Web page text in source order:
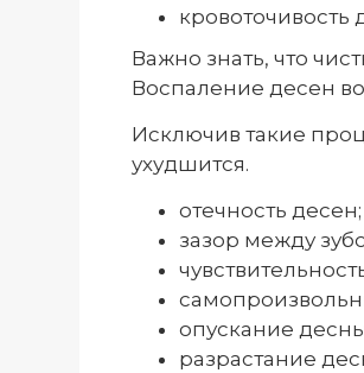
кровоточивость
Важно знать, что
Воспаление десен
Исключив такие
ухудшится.
отечность десен;
зазор между
опускание
разрастание